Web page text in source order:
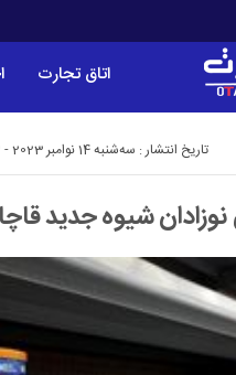
اتاق تجارت
تاریخ انتشار : سه‌شنبه 14 نوامبر 2023 - 0:52
نوزادان شیوه جدید